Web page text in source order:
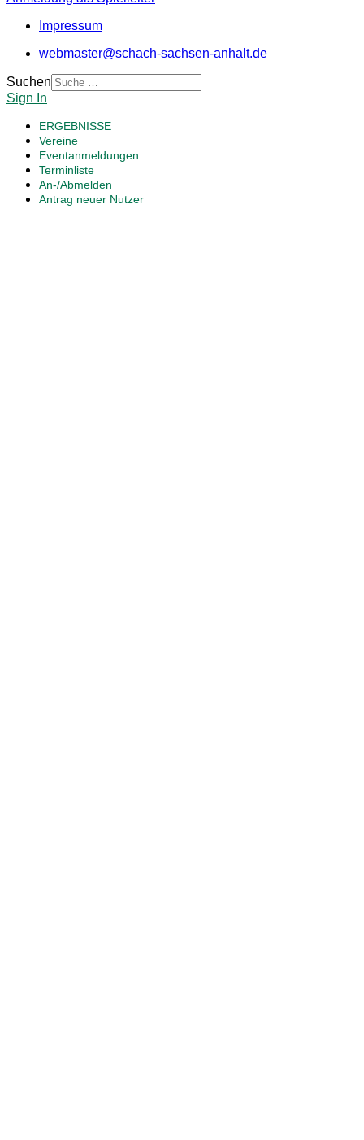
Impressum
webmaster@schach-sachsen-anhalt.de
Suchen
Sign In
ERGEBNISSE
Vereine
Eventanmeldungen
Terminliste
An-/Abmelden
Antrag neuer Nutzer